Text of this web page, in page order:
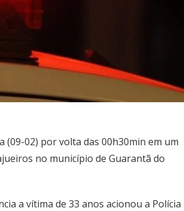
02) por volta das 00h30min em um
no município de Guarantã do
a vítima de 33 anos acionou a Polícia